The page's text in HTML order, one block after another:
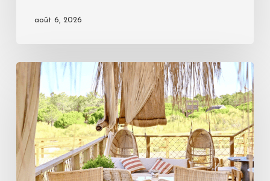
août 6, 2026